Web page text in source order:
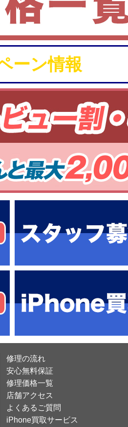
ーン情報
修理の流れ
安心無料保証
修理価格一覧
店舗アクセス
よくあるご質問
iPhone買取サービス